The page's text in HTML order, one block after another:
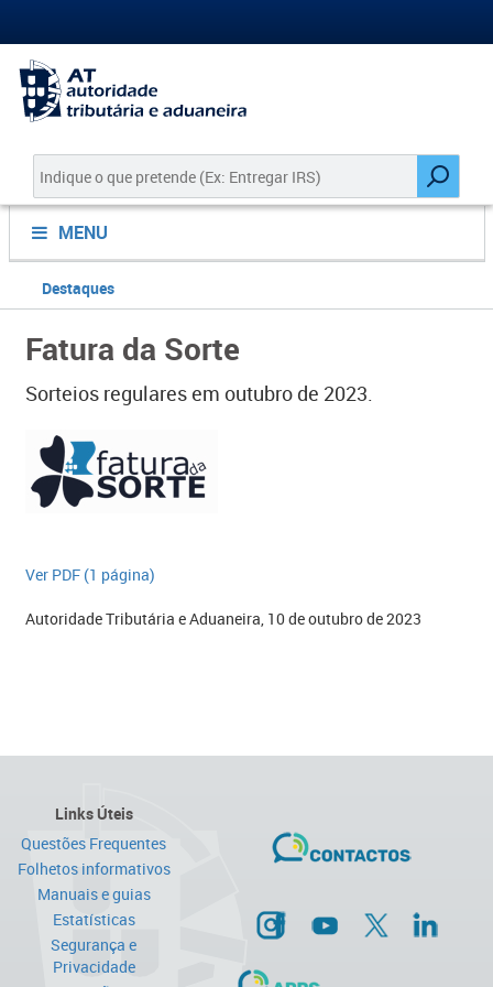
MENU
Destaques
Fatura da Sorte
Sorteios regulares em outubro de 2023.
​Ver PDF (1 página)​​
Autoridade Tributária e Aduaneira, 10 de outubro de 2023
Links Úteis
Questões Frequentes
Folhetos informativos
Manuais e guias
Estatísticas
Segurança e
Privacidade